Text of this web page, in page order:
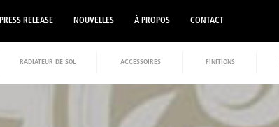
PRESS RELEASE NOUVELLES À PROPOS CONTACT
RADIATEUR DE SOL ACCESSOIRES FINITIONS